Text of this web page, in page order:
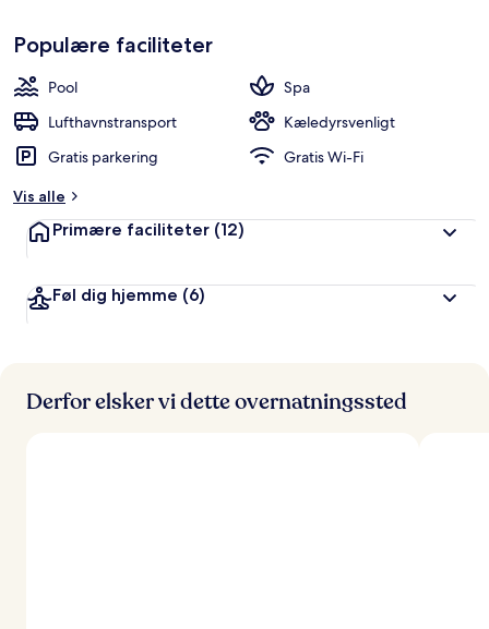
Populære faciliteter
Pool
Spa
Lufthavnstransport
Kæledyrsvenligt
Gratis parkering
Gratis Wi-Fi
Vis alle
Primære faciliteter (12)
Føl dig hjemme (6)
Derfor elsker vi dette overnatningssted